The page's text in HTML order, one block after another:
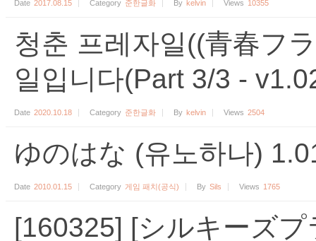
Date 2017.08.15 Category 준한글화 By kelvin Views 10355
청춘 프레자일((青春フ
일입니다(Part 3/3 -
Date 2020.10.18 Category 준한글화 By kelvin Views 2504
ゆのはな (유노하나)
Date 2010.01.15 Category 게임 패치(공식) By Sils Views 1765
[160325] [シルキーズ